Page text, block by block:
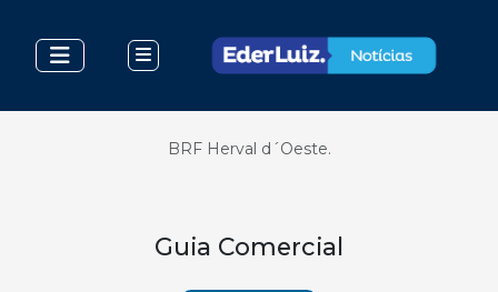
BRF Herval d´Oeste.
Guia Comercial